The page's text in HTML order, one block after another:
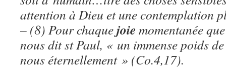
attention à Dieu et une contemplation
– (8) Pour chaquejoie momentanée
nous dit st Paul, « un immense poids
nous éternellement » (Co.4,17).